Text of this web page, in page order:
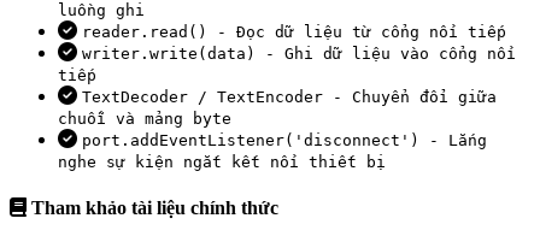
luồng ghi
reader.read() - Đọc dữ liệu từ cổng nối tiếp
writer.write(data) - Ghi dữ liệu vào cổng nối
tiếp
TextDecoder / TextEncoder - Chuyển đổi giữa
chuỗi và mảng byte
port.addEventListener('disconnect') - Lắng
nghe sự kiện ngắt kết nối thiết bị
Tham khảo tài liệu chính thức